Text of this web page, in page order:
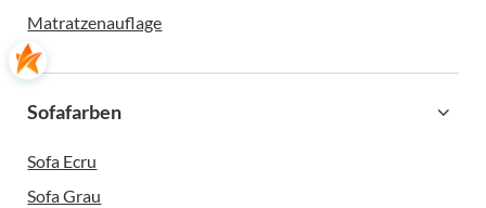
Matratzenauflage
Sofafarben
Sofa Ecru
Sofa Grau